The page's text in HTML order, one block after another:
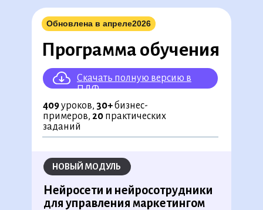
Программа обучения
Скачать полную версию в
ПДФ
Обновлена в апреле2026
409уроков, 30+бизнес-
примеров, 20 практических
заданий
Нейросети и нейросотрудники
для управления маркетингом
НОВЫЙ МОДУЛЬ
◉
◉
◉
◉
◉
◉
◉
◉
◉
◉
◉
◉
◉
◉
◉